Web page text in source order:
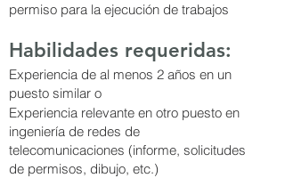
permiso para la ejecución de trabajos
Habilidades requeridas:
Experiencia de al menos 2 años en un
puesto similar o
Experiencia relevante en otro puesto en
ingeniería de redes de
telecomunicaciones (informe, solicitudes
de permisos, dibujo, etc.)